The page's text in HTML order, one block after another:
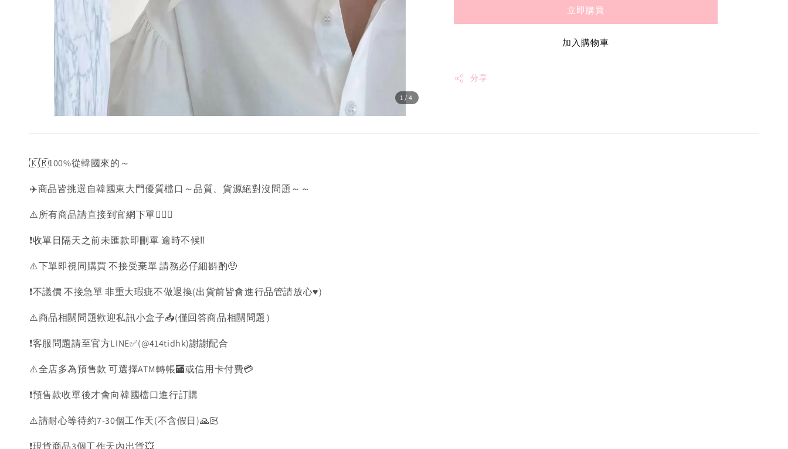
1 /4
立即購買
加入購物車
分享
🇰🇷100%從韓國來的～
✈️商品皆挑選自韓國東大門優質檔口～品質、貨源絕對沒問題～～
⚠️所有商品請直接到官網下單💁🏻‍♀️
❗️收單日隔天之前未匯款即刪單 逾時不候‼️
⚠️下單即視同購買 不接受棄單 請務必仔細斟酌🥺
❗️不議價 不接急單 非重大瑕疵不做退換(出貨前皆會進行品管請放心♥️)
⚠️商品相關問題歡迎私訊小盒子📥(僅回答商品相關問題）
❗️客服問題請至官方LINE✅(@414tidhk)謝謝配合
⚠️全店多為預售款 可選擇ATM轉帳🏧或信用卡付費💳
❗️預售款收單後才會向韓國檔口進行訂購
⚠️請耐心等待約7-30個工作天(不含假日)🙏🏻
❗️現貨商品3個工作天內出貨💥